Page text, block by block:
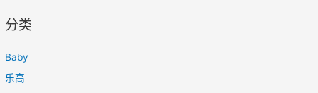
分类
Baby
乐高